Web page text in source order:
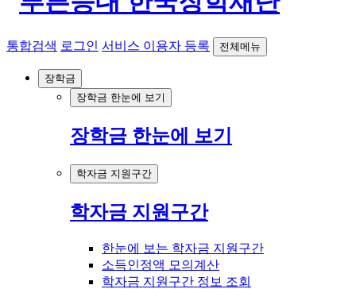
통합검색 로그인 서비스 이용자 등록 전체메뉴
장학금
장학금 한눈에 보기
장학금 한눈에 보기
학자금 지원구간
학자금 지원구간
한눈에 보는 학자금 지원구간
소득인정액 모의계산
학자금 지원구간 정보 조회